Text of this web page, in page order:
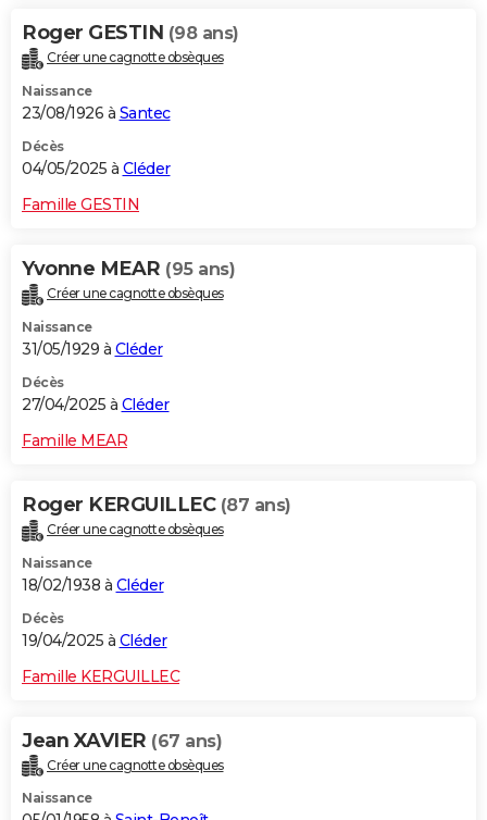
Roger GESTIN (98 ans)
Créer une cagnotte obsèques
Naissance
23/08/1926 à Santec
Décès
04/05/2025 à Cléder
Famille GESTIN
Yvonne MEAR (95 ans)
Créer une cagnotte obsèques
Naissance
31/05/1929 à Cléder
Décès
27/04/2025 à Cléder
Famille MEAR
Roger KERGUILLEC (87 ans)
Créer une cagnotte obsèques
Naissance
18/02/1938 à Cléder
Décès
19/04/2025 à Cléder
Famille KERGUILLEC
Jean XAVIER (67 ans)
Créer une cagnotte obsèques
Naissance